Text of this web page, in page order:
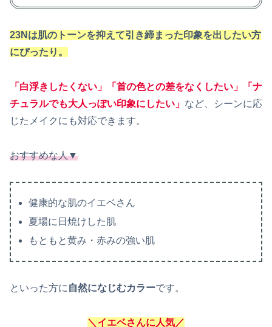
23Nは肌のトーンを抑えて引き締まった印象を出したい方
にぴったり。
「白浮きしたくない」「首の色との差をなくしたい」「ナ
チュラルでも大人っぽい印象にしたい」 など、シーンに応
じたメイクにも対応できます。
おすすめな人▼
健康的な肌のイエベさん
夏場に日焼けした肌
もともと黄み・赤みの強い肌
といった方に 自然になじむカラーです。
＼イエベさんに人気／